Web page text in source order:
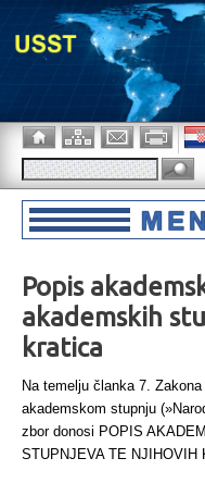
Popis
akademskih
kratica
Na temelju članka 7.
akademskom stupnju
zbor donosi POPIS
STUPNJEVA TE NJIHOVIH